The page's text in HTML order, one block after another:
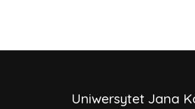
Uniwersytet Jana